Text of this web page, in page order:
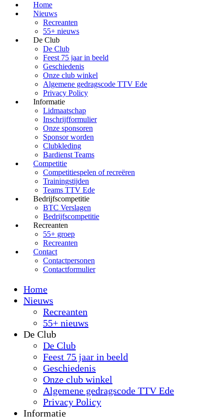
Home
Nieuws
Recreanten
55+ nieuws
De Club
De Club
Feest 75 jaar in beeld
Geschiedenis
Onze club winkel
Algemene gedragscode TTV Ede
Privacy Policy
Informatie
Lidmaatschap
Inschrijfformulier
Onze sponsoren
Sponsor worden
Clubkleding
Bardienst Teams
Competitie
Competitiespelen of recreëren
Trainingstijden
Teams TTV Ede
Bedrijfscompetitie
BTC Verslagen
Bedrijfscompetitie
Recreanten
55+ groep
Recreanten
Contact
Contactpersonen
Contactformulier
Home
Nieuws
Recreanten
55+ nieuws
De Club
De Club
Feest 75 jaar in beeld
Geschiedenis
Onze club winkel
Algemene gedragscode TTV Ede
Privacy Policy
Informatie